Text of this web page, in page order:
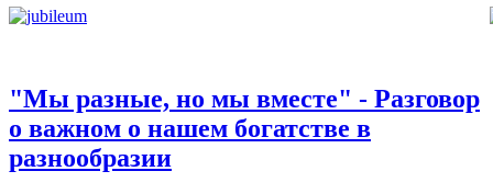
"Мы разные, но мы вместе" - Разговор
о важном о нашем богатстве в
разнообразии